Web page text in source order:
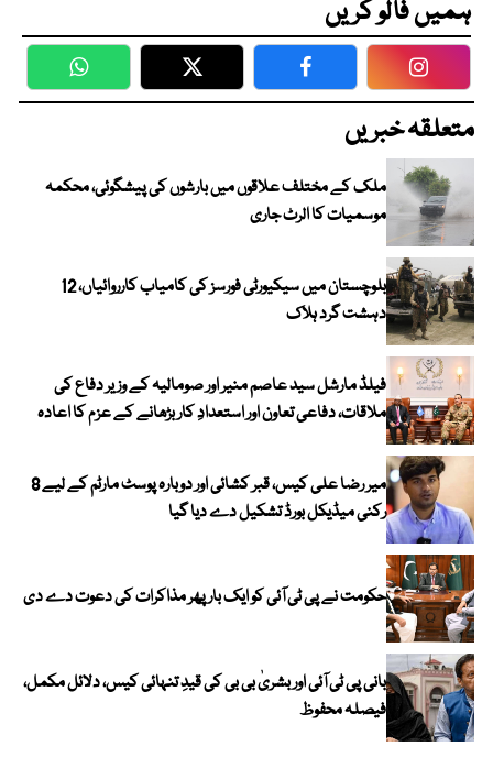
ہمیں فالو کریں
WhatsApp Twitter Facebook
متعلقہ خبریں
ملک کے مختلف علاقوں میں بارشوں کی پیشگوئی، محکمہ
موسمیات کا الرٹ جاری
بلوچستان میں سیکیورٹی فورسز کی کامیاب کارروائیاں، 12
دہشت گرد ہلاک
فیلڈ مارشل سید عاصم منیر اور صومالیہ کے وزیر دفاع کی
ملاقات، دفاعی تعاون اور استعدادِ کار بڑھانے کے عزم کا اعادہ
میر رضا علی کیس، قبر کشائی اور دوبارہ پوسٹ مارٹم کے لیے 8
رکنی میڈیکل بورڈ تشکیل دے دیا گیا
حکومت نے پی ٹی آئی کو ایک بارپھر مذاکرات کی دعوت دے دی
بانی پی ٹی آئی اور بشریٰ بی بی کی قیدِ تنہائی کیس، دلائل مکمل،
فیصلہ محفوظ